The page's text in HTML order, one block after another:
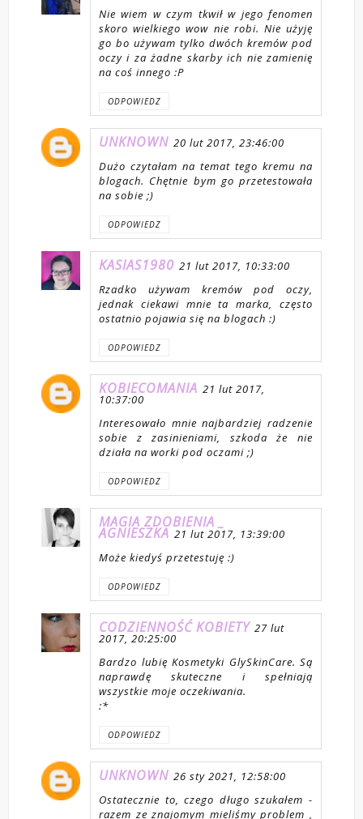
Nie wiem w czym tkwił w jego fenomen
skoro wielkiego wow nie robi. Nie użyję
go bo używam tylko dwóch kremów pod
oczy i za żadne skarby ich nie zamienię
na coś innego :P
ODPOWIEDZ
UNKNOWN 20 lut 2017, 23:46:00
Dużo czytałam na temat tego kremu na
blogach. Chętnie bym go przetestowała
na sobie ;)
ODPOWIEDZ
KASIAS1980 21 lut 2017, 10:33:00
Rzadko używam kremów pod oczy,
jednak ciekawi mnie ta marka, często
ostatnio pojawia się na blogach :)
ODPOWIEDZ
KOBIECOMANIA 21 lut 2017,
10:37:00
Interesowało mnie najbardziej radzenie
sobie z zasinieniami, szkoda że nie
działa na worki pod oczami ;)
ODPOWIEDZ
MAGIA ZDOBIENIA _
AGNIESZKA 21 lut 2017, 13:39:00
Może kiedyś przetestuję :)
ODPOWIEDZ
CODZIENNOŚĆ KOBIETY 27 lut
2017, 20:25:00
Bardzo lubię Kosmetyki GlySkinCare. Są
naprawdę skuteczne i spełniają
wszystkie moje oczekiwania.
:*
ODPOWIEDZ
UNKNOWN 26 sty 2021, 12:58:00
Ostatecznie to, czego długo szukałem -
razem ze znajomym mieliśmy problem ,